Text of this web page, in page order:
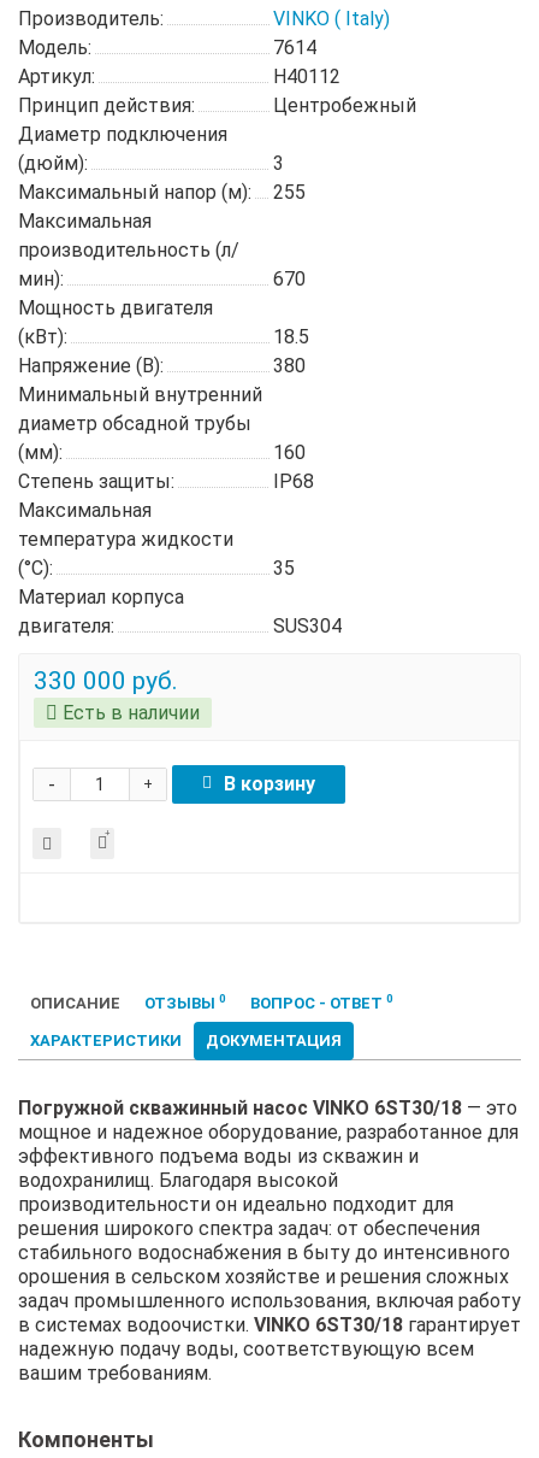
Производитель:
VINKO ( Italy)
Модель:
7614
Артикул:
H40112
Принцип действия:
Центробежный
Диаметр подключения
(дюйм):
3
Максимальный напор (м):
255
Максимальная
производительность (л/
мин):
670
Мощность двигателя
(кВт):
18.5
Напряжение (В):
380
Минимальный внутренний
диаметр обсадной трубы
(мм):
160
Степень защиты:
IP68
Максимальная
температура жидкости
(°C):
35
Материал корпуса
двигателя:
SUS304
330 000 руб.
Есть в наличии
+
- В корзину
ОПИСАНИЕ ОТЗЫВЫ 0 ВОПРОС - ОТВЕТ 0
ХАРАКТЕРИСТИКИ ДОКУМЕНТАЦИЯ
Погружной скважинный насос VINKO 6ST30/18 — это
мощное и надежное оборудование, разработанное для
эффективного подъема воды из скважин и
водохранилищ. Благодаря высокой
производительности он идеально подходит для
решения широкого спектра задач: от обеспечения
стабильного водоснабжения в быту до интенсивного
орошения в сельском хозяйстве и решения сложных
задач промышленного использования, включая работу
в системах водоочистки. VINKO 6ST30/18 гарантирует
надежную подачу воды, соответствующую всем
вашим требованиям.
Компоненты